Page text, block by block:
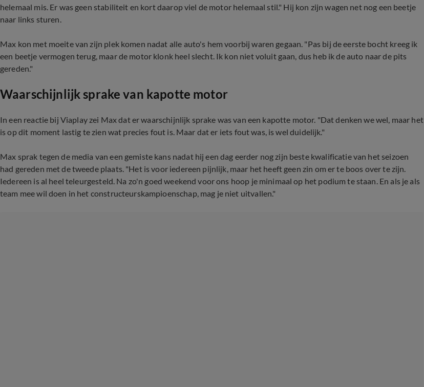
helemaal mis. Er was geen stabiliteit en kort daarop viel de motor helemaal stil." Hij kon zijn wagen net nog een beetje
naar links sturen.
Max kon met moeite van zijn plek komen nadat alle auto's hem voorbij waren gegaan. "Pas bij de eerste bocht kreeg ik
een beetje vermogen terug, maar de motor klonk heel slecht. Ik kon niet voluit gaan, dus heb ik de auto naar de pits
gereden."
Waarschijnlijk sprake van kapotte motor
In een reactie bij Viaplay zei Max dat er waarschijnlijk sprake was van een kapotte motor. "Dat denken we wel, maar het
is op dit moment lastig te zien wat precies fout is. Maar dat er iets fout was, is wel duidelijk."
Max sprak tegen de media van een gemiste kans nadat hij een dag eerder nog zijn beste kwalificatie van het seizoen
had gereden met de tweede plaats. "Het is voor iedereen pijnlijk, maar het heeft geen zin om er te boos over te zijn.
Iedereen is al heel teleurgesteld. Na zo'n goed weekend voor ons hoop je minimaal op het podium te staan. En als je als
team mee wil doen in het constructeurskampioenschap, mag je niet uitvallen."